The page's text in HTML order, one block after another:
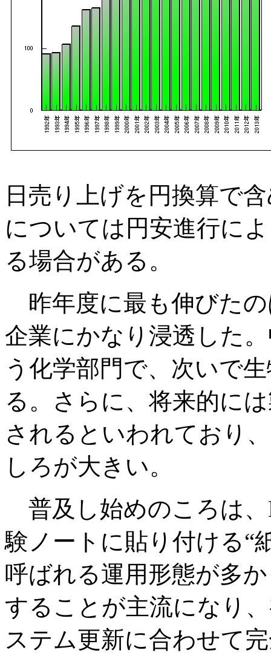
日売り上げを円換算で
については円安進行に
る場合がある。
昨年度に最も伸びた
企業にかなり浸透した
う化学部門で、次いで
る。さらに、将来的に
されるといわれており
しろが大きい。
普及し始めのころは
験ノートに貼り付ける“
呼ばれる運用形態が多
することが主流になり
ステム更新に合わせて